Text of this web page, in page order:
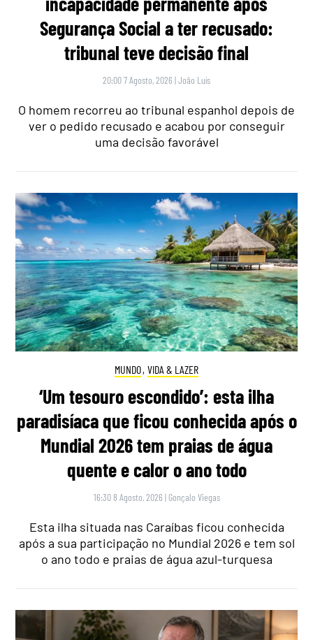
Segurança Social a ter recusado:
tribunal teve decisão final
20:00 7 Agosto, 2026 |João Luís
O homem recorreu ao tribunal espanhol depois de
ver o pedido recusado e acabou por conseguir
uma decisão favorável
MUNDO, VIDA & LAZER
‘Um tesouro escondido’: esta ilha
paradisíaca que ficou conhecida após o
Mundial 2026 tem praias de água
quente e calor o ano todo
16:30 8 Agosto, 2026 | Gonçalo Viegas
Esta ilha situada nas Caraíbas ficou conhecida
após a sua participação no Mundial 2026 e tem sol
o ano todo e praias de água azul-turquesa